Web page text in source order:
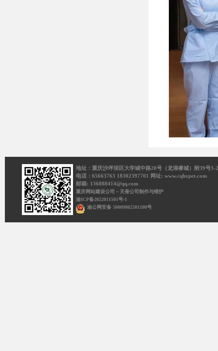
地址：重庆沙坪坝区大学城中路20号（龙湖睿城）附39号3-
电话：65663763 18302397701 网址: www.cqhxpet.com
邮箱: 136088414@qq.com
重庆网站建设公司－天蚕公司制作与维护
渝ICP备2022011501号-1
渝公网安备 50009802501180号